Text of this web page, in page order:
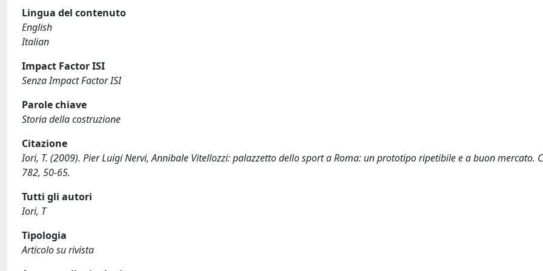
Lingua del contenuto
English
Italian
Impact Factor ISI
Senza Impact Factor ISI
Parole chiave
Storia della costruzione
Citazione
Iori, T. (2009). Pier Luigi Nervi, Annibale Vitellozzi: palazzetto dello sport a Roma: un prototipo ripetibile e a buon mercato.
782, 50-65.
Tutti gli autori
Iori, T
Tipologia
Articolo su rivista